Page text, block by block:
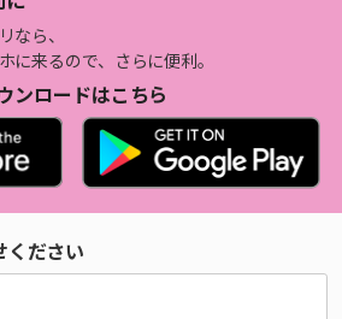
なら、
に来るので、さらに便利。
ンロードはこちら
ください